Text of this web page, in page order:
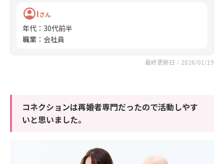
Iさん
年代 ： 30代前半
職業 ： 会社員
最終更新日：2026/01/19
コネクションは再婚者専門だったので活動しやす
いと思いました。